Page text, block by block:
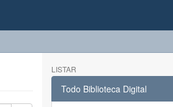
LISTAR
Todo Biblioteca Digital